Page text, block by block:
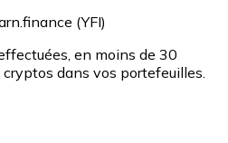
(YFI)
en moins de 30
dans vos portefeuilles.